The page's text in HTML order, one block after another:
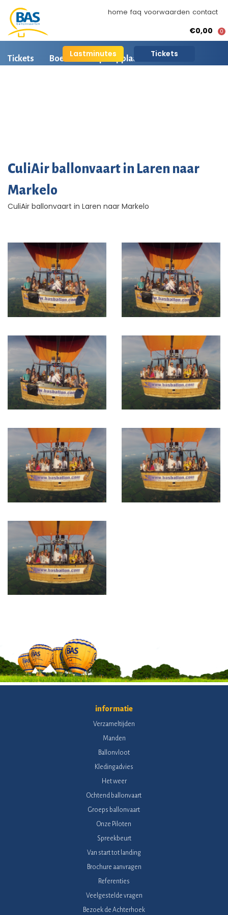
home faq voorwaarden contact
Lastminutes Tickets
€0,00 0
Tickets Boeken Opstapplaatsen
CuliAir ballonvaart in Laren naar
Markelo
CuliAir ballonvaart in Laren naar Markelo
informatie
Verzameltijden
Manden
Ballonvloot
Kledingadvies
Het weer
Ochtend ballonvaart
Groeps ballonvaart
Onze Piloten
Spreekbeurt
Van start tot landing
Brochure aanvragen
Referenties
Veelgestelde vragen
Bezoek de Achterhoek